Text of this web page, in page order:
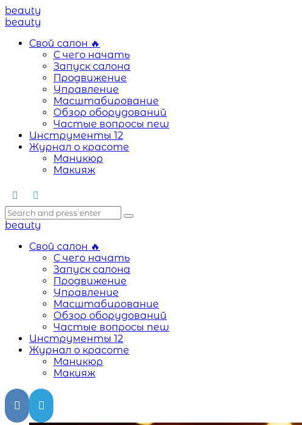
Menu
beauty
Search
Menu
beauty
Свой салон 🔥
С чего начать
Запуск салона
Продвижение
Управление
Масштабирование
Обзор оборудований
Частые вопросы new
Инструменты 12
Журнал о красоте
Маникюр
Макияж
Search
Search
for:
Search
beauty
Свой салон 🔥
С чего начать
Запуск салона
Продвижение
Управление
Масштабирование
Обзор оборудований
Частые вопросы new
Инструменты 12
Журнал о красоте
Маникюр
Макияж